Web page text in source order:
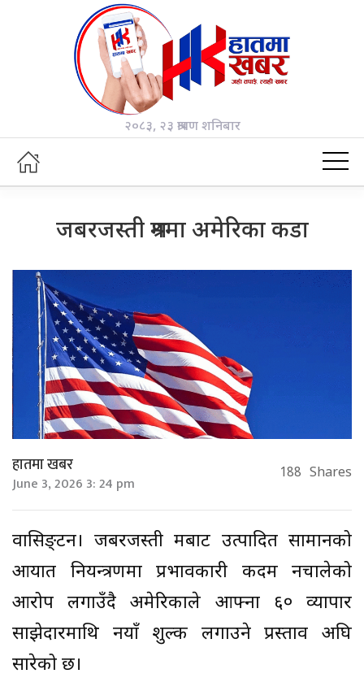
२०८३, २३ श्रावण शनिबार
जबरजस्ती श्रममा अमेरिका कडा
हातमा खबर
June 3, 2026 3: 24 pm 188 Shares
वासिङ्टन। जबरजस्ती श्रमबाट उत्पादित सामानको
आयात नियन्त्रणमा प्रभावकारी कदम नचालेको
आरोप लगाउँदै अमेरिकाले आफ्ना ६० व्यापार
साझेदारमाथि नयाँ शुल्क लगाउने प्रस्ताव अघि
सारेको छ।